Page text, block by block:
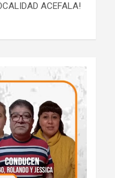
ACEFALA!